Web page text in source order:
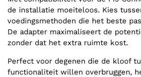
de installatie moeiteloos. Kies
voedingsmethoden die het beste
De adapter maximaliseert de
zonder dat het extra ruimte kost.
Perfect voor degenen die de kloof
functionaliteit willen overbruggen,